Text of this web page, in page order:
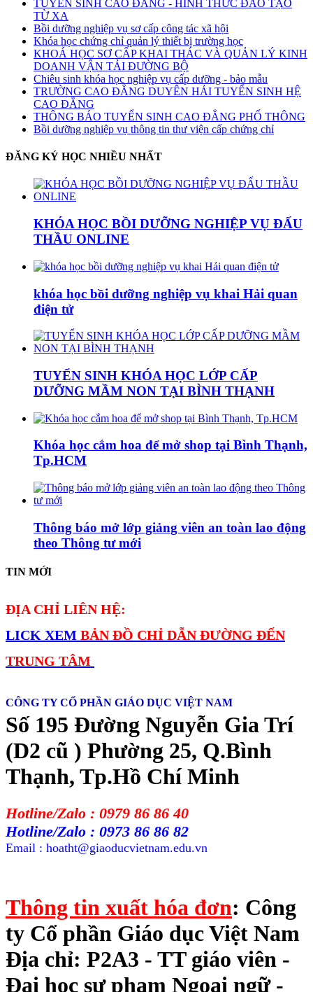
TUYỂN SINH CAO ĐẲNG - HÌNH THỨC ĐÀO TẠO
TỪ XA
Bồi dưỡng nghiệp vụ sơ cấp công tác xã hội
Khóa học chứng chỉ quản lý thiết bị trường học
KHOÁ HỌC SƠ CẤP KHAI THÁC VÀ QUẢN LÝ KINH
DOANH VẬN TẢI ĐƯỜNG BỘ
Chiêu sinh khóa học nghiệp vụ cấp dưỡng - bảo mẫu
TRƯỜNG CAO ĐẲNG DUYÊN HẢI TUYỂN SINH HỆ
CAO ĐẲNG
THÔNG BÁO TUYỂN SINH CAO ĐẲNG PHỔ THÔNG
Bồi dưỡng nghiệp vụ thông tin thư viện cấp chứng chỉ
ĐĂNG KÝ HỌC NHIỀU NHẤT
KHÓA HỌC BỒI DƯỠNG NGHIỆP VỤ ĐẤU
THẦU ONLINE
khóa học bồi dưỡng nghiệp vụ khai Hải quan
điện tử
TUYỂN SINH KHÓA HỌC LỚP CẤP
DƯỠNG MẦM NON TẠI BÌNH THẠNH
Khóa học cắm hoa để mở shop tại Bình Thạnh,
Tp.HCM
Thông báo mở lớp giảng viên an toàn lao động
theo Thông tư mới
TIN MỚI
ĐỊA CHỈ LIÊN HỆ:
LICK XEM BẢN ĐỒ CHỈ DẪN ĐƯỜNG ĐẾN
TRUNG TÂM
CÔNG TY CỔ PHẦN GIÁO DỤC VIỆT NAM
Số 195 Đường Nguyễn Gia Trí
(D2 cũ ) Phường 25, Q.Bình
Thạnh, Tp.Hồ Chí Minh
Hotline/Zalo : 0979 86 86 40
Hotline/Zalo : 0973 86 86 82
Email : hoatht@giaoducvietnam.edu.vn
Thông tin xuất hóa đơn: Công
ty Cổ phần Giáo dục Việt Nam
Địa chỉ: P2A3 - TT giáo viên -
Đại học sư phạm Ngoại ngữ -